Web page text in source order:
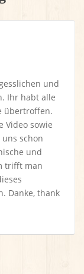
und
Ihr habt alle
übertroffen.
Video sowie
schon
und
trifft man
Danke, thank